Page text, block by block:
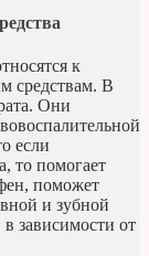
к
средствам. В
Они
если
то помогает
поможет
и зубной
зависимости от